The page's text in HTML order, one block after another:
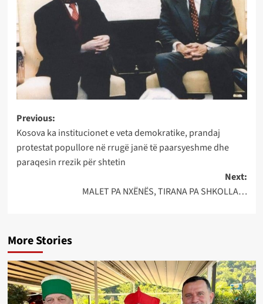
Post
navigation
Previous:
Kosova ka institucionet e veta demokratike, prandaj
protestat popullore në rrugë janë të paarsyeshme dhe
paraqesin rrezik për shtetin
Next:
MALET PA NXËNËS, TIRANA PA SHKOLLA…
More Stories